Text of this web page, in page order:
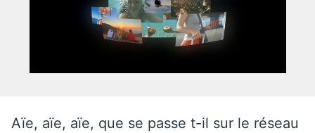
Aïe, aïe, aïe, que se passe t-il sur le réseau